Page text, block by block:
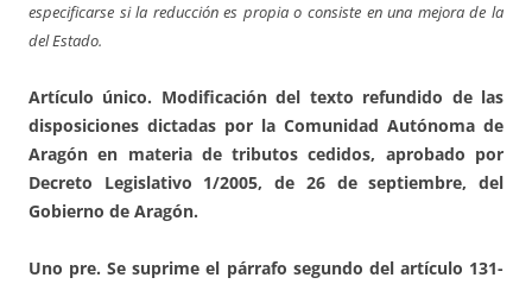
especificarse si la reducción es propia o consiste en una mejora de la
del Estado.
Artículo único. Modificación del texto refundido de las
disposiciones dictadas por la Comunidad Autónoma de
Aragón en materia de tributos cedidos, aprobado por
Decreto Legislativo 1/2005, de 26 de septiembre, del
Gobierno de Aragón.
Uno pre. Se suprime el párrafo segundo del artículo 131-